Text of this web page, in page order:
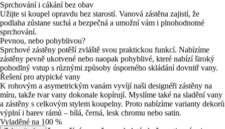
Sprchování i cákání bez obav
Užijte si koupel opravdu bez starostí. Vanová zástěna zajistí, že
podlaha zůstane suchá a bezpečná a umožní vám i plnohodnotné
sprchování.
Pevnou, nebo pohyblivou?
Sprchové zástěny potěší zvláště svou praktickou funkcí. Nabízíme
zástěny pevně ukotvené nebo naopak pohyblivé, které nabízí široký
pohodlný vstup s různými způsoby úsporného skládání dovnitř vany.
Řešení pro atypické vany
K rohovým a asymetrickým vanám vyvíjí naši designéři zástěny na
míru, takže tvar vany dokonale kopírují. Myslíme také na sladění vany
a zástěny s celkovým stylem koupelny. Proto nabízíme varianty dekorů
výplní i barev rámů – bílá, černá, lesk chromu nebo satin.
Vyladěné na 100 %